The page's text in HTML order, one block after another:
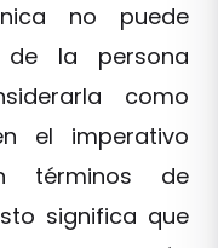
no puede
de la persona
como
el imperativo
términos de
significa que